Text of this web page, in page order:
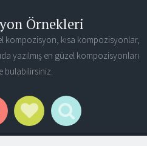
Örnekleri
kompozisyon, kısa kompozisyonlar,
yazılmış en güzel kompozisyonları
bulabilirsiniz.
Social Links
Search